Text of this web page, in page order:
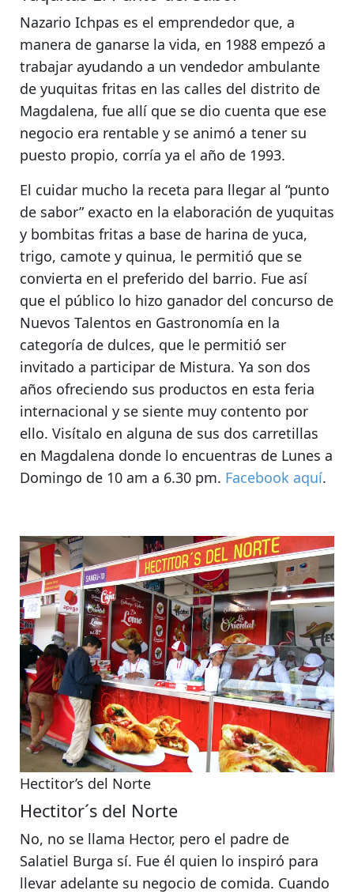
Nazario Ichpas es el emprendedor que, a
manera de ganarse la vida, en 1988 empezó a
trabajar ayudando a un vendedor ambulante
de yuquitas fritas en las calles del distrito de
Magdalena, fue allí que se dio cuenta que ese
negocio era rentable y se animó a tener su
puesto propio, corría ya el año de 1993.
El cuidar mucho la receta para llegar al “punto
de sabor” exacto en la elaboración de yuquitas
y bombitas fritas a base de harina de yuca,
trigo, camote y quinua, le permitió que se
convierta en el preferido del barrio. Fue así
que el público lo hizo ganador del concurso de
Nuevos Talentos en Gastronomía en la
categoría de dulces, que le permitió ser
invitado a participar de Mistura. Ya son dos
años ofreciendo sus productos en esta feria
internacional y se siente muy contento por
ello. Visítalo en alguna de sus dos carretillas
en Magdalena donde lo encuentras de Lunes a
Domingo de 10 am a 6.30 pm. Facebook aquí.
Hectitor’s del Norte
Hectitor´s del Norte
No, no se llama Hector, pero el padre de
Salatiel Burga sí. Fue él quien lo inspiró para
llevar adelante su negocio de comida. Cuando